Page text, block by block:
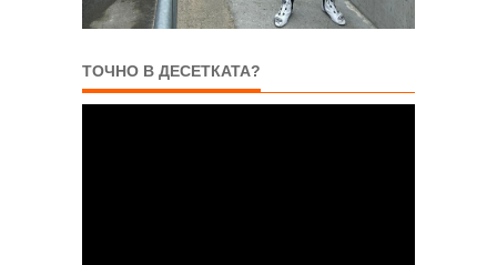
ТОЧНО В ДЕСЕТКАТА?